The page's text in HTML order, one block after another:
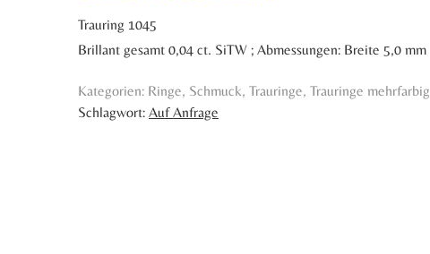
Trauring 1045
Brillant gesamt 0,04 ct. SiTW ; Abmessungen: Breite 5,0 mm
Kategorien: Ringe, Schmuck, Trauringe, Trauringe mehrfarbig
Schlagwort: Auf Anfrage